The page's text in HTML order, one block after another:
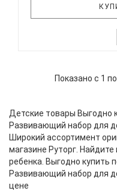
составе набора. В
пособие "Учим
Показано с 1
Детские товары Выгодно
Развивающий набор для
Широкий ассортимент
магазине Руторг.
ребенка. Выгодно купить
Развивающий набор для
цене